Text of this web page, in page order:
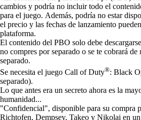
cambios y podría no incluir todo el
para el juego. Además, podría no estar
el precio y las fechas de lanzamiento
plataforma.
El contenido del PBO solo debe
no compres por separado o se te cobrará
separado.
Se necesita el juego Call of Duty®: Black
separado).
Lo que antes era un secreto ahora es la
humanidad...
"Confidencial", disponible para su compra
Richtofen, Dempsey, Takeo y Nikolai en